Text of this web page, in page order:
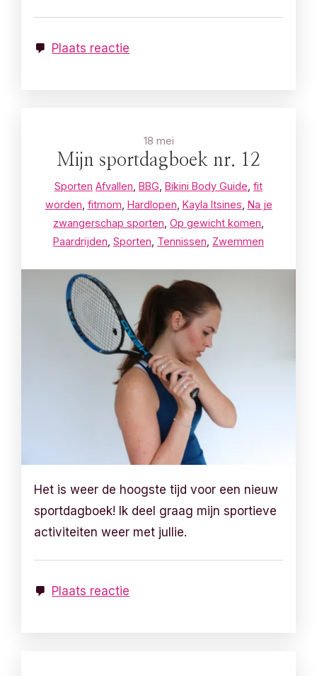
Plaats reactie
18 mei
Mijn sportdagboek nr. 12
Sporten Afvallen BBG Bikini Body Guide fit
worden fitmom Hardlopen Kayla Itsines Na je
zwangerschap sporten Op gewicht komen
Paardrijden Sporten Tennissen Zwemmen
Het is weer de hoogste tijd voor een nieuw
sportdagboek! Ik deel graag mijn sportieve
activiteiten weer met jullie.
Plaats reactie